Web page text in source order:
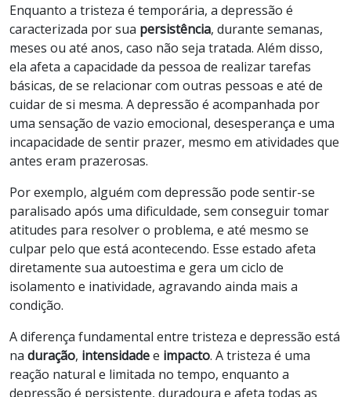
Enquanto a tristeza é temporária, a depressão é
caracterizada por sua persistência, durante semanas,
meses ou até anos, caso não seja tratada. Além disso,
ela afeta a capacidade da pessoa de realizar tarefas
básicas, de se relacionar com outras pessoas e até de
cuidar de si mesma. A depressão é acompanhada por
uma sensação de vazio emocional, desesperança e uma
incapacidade de sentir prazer, mesmo em atividades que
antes eram prazerosas.
Por exemplo, alguém com depressão pode sentir-se
paralisado após uma dificuldade, sem conseguir tomar
atitudes para resolver o problema, e até mesmo se
culpar pelo que está acontecendo. Esse estado afeta
diretamente sua autoestima e gera um ciclo de
isolamento e inatividade, agravando ainda mais a
condição.
A diferença fundamental entre tristeza e depressão está
na duração, intensidadee impacto. A tristeza é uma
reação natural e limitada no tempo, enquanto a
depressão é persistente, duradoura e afeta todas as